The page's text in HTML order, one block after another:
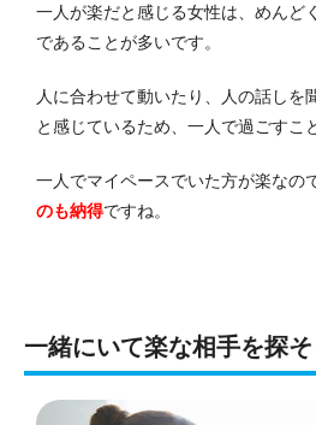
一人が楽だと感じる女性は、めんど
であることが多いです。
人に合わせて動いたり、人の話しを
と感じているため、一人で過ごすこ
一人でマイペースでいた方が楽なので
のも納得ですね。
一緒にいて楽な相手を探そ